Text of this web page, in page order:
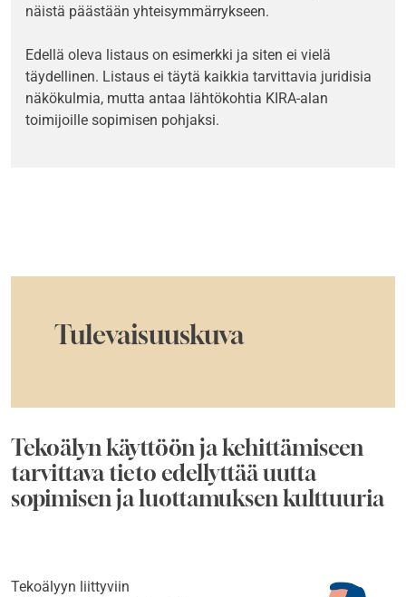
näistä päästään yhteisymmärrykseen.
Edellä oleva listaus on esimerkki ja siten ei vielä
täydellinen. Listaus ei täytä kaikkia tarvittavia juridisia
näkökulmia, mutta antaa lähtökohtia KIRA-alan
toimijoille sopimisen pohjaksi.
Tulevaisuuskuva
Tekoälyn käyttöön ja kehittämiseen
tarvittava tieto edellyttää uutta
sopimisen ja luottamuksen kulttuuria
Tekoälyyn liittyviin